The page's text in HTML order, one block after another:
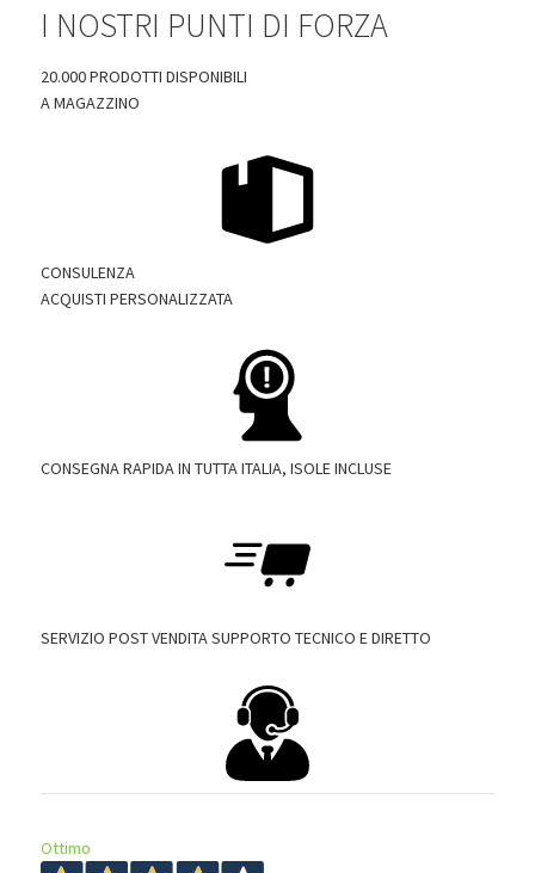
I NOSTRI PUNTI DI FORZA
20.000 PRODOTTI DISPONIBILI
A MAGAZZINO
CONSULENZA
ACQUISTI PERSONALIZZATA
CONSEGNA RAPIDA IN TUTTA ITALIA, ISOLE INCLUSE
SERVIZIO POST VENDITA SUPPORTO TECNICO E DIRETTO
Ottimo